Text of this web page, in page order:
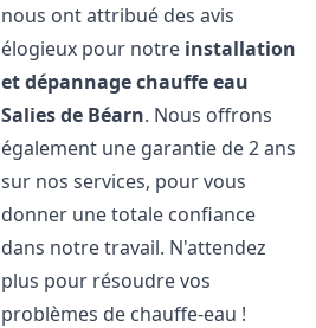
nous ont attribué des avis
élogieux pour notre installation
et dépannage chauffe eau
Salies de Béarn. Nous offrons
également une garantie de 2 ans
sur nos services, pour vous
donner une totale confiance
dans notre travail. N'attendez
plus pour résoudre vos
problèmes de chauffe-eau !